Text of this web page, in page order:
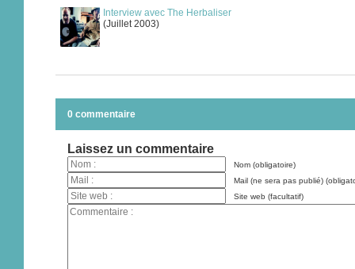
Interview avec The Herbaliser
(Juillet 2003)
0 commentaire
Laissez un commentaire
Nom (obligatoire)
Mail (ne sera pas publié)
Site web (facultatif)